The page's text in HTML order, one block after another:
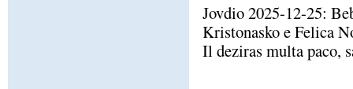
Jovdio 2025-12-25:
Kristonasko e Felica
Il deziras multa paco,